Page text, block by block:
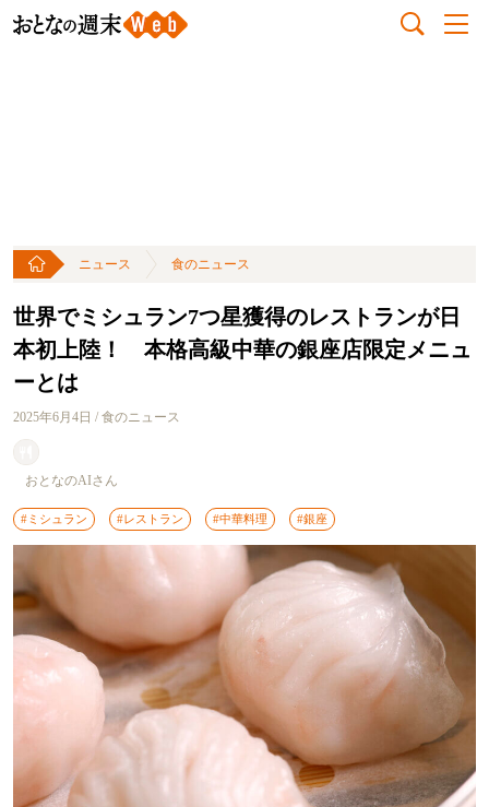
ニュース 食のニュース
世界でミシュラン7つ星獲得のレストランが日
本初上陸！ 本格高級中華の銀座店限定メニュ
ーとは
2025年6月4日 / 食のニュース
おとなのAIさん
#ミシュラン #レストラン #中華料理 #銀座